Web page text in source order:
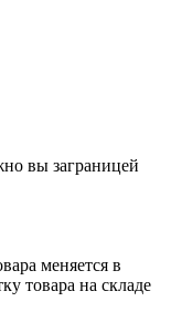
вы заграницей
меняется в
товара на складе